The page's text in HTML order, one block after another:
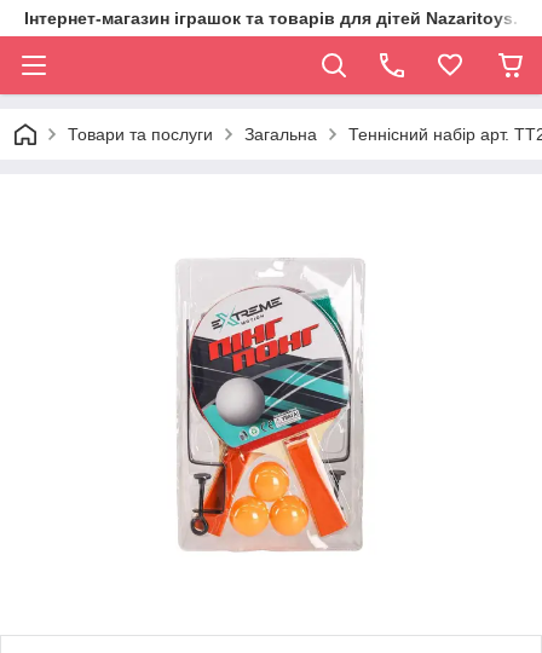
Інтернет-магазин іграшок та товарів для дітей
Товари та послуги Загальна Теннiсний набiр арт.